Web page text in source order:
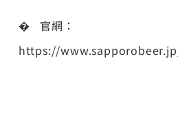
� 官網：
https://